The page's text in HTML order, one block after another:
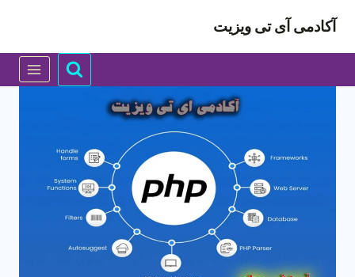
محتوا
آکادمی آی تی ویزیت